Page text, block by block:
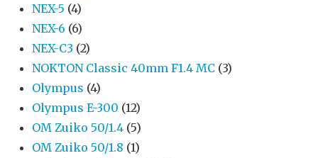
NEX-5 (4)
NEX-6 (6)
NEX-C3 (2)
NOKTON Classic 40mm F1.4 MC (3)
Olympus (4)
Olympus E-300 (12)
OM Zuiko 50/1.4 (5)
OM Zuiko 50/1.8 (1)